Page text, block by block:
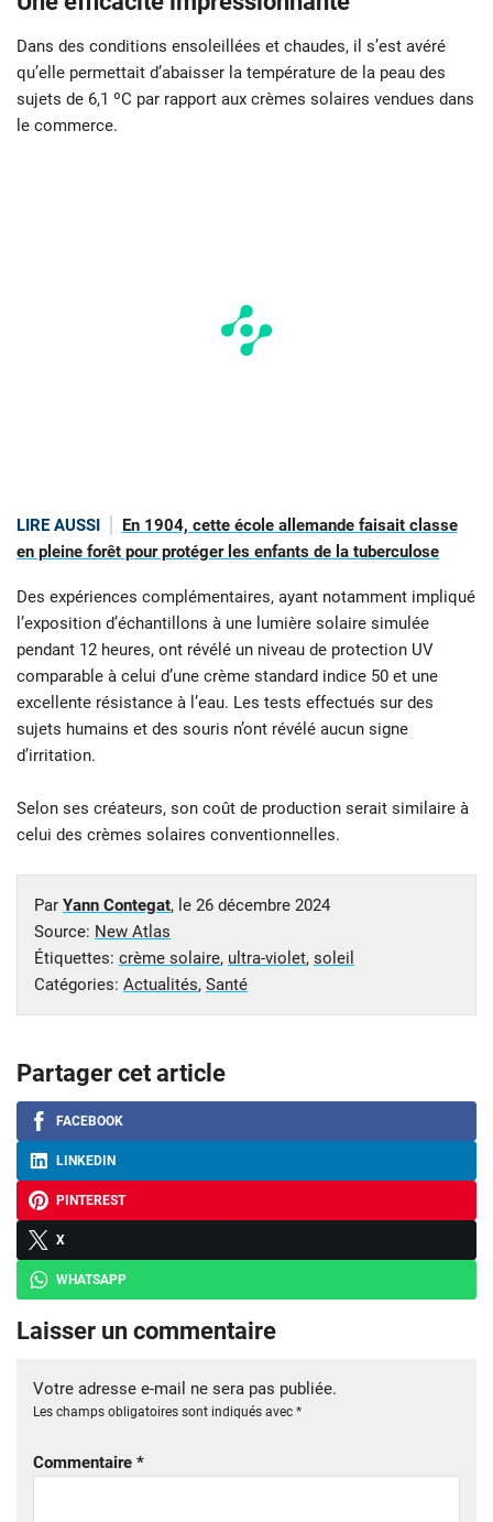
Dans des conditions ensoleillées et chaudes, il s’est avéré
qu’elle permettait d’abaisser la température de la peau des
sujets de 6,1 ºC par rapport aux crèmes solaires vendues dans
le commerce.
LIRE AUSSI
En 1904, cette école allemande faisait classe
en pleine forêt pour protéger les enfants de la tuberculose
Des expériences complémentaires, ayant notamment impliqué
l’exposition d’échantillons à une lumière solaire simulée
pendant 12 heures, ont révélé un niveau de protection UV
comparable à celui d’une crème standard indice 50 et une
excellente résistance à l’eau. Les tests effectués sur des
sujets humains et des souris n’ont révélé aucun signe
d’irritation.
Selon ses créateurs, son coût de production serait similaire à
celui des crèmes solaires conventionnelles.
Par Yann Contegat, le 26 décembre 2024
Source: New Atlas
Étiquettes: crème solaire, ultra-violet, soleil
Catégories: Actualités, Santé
Partager cet article
FACEBOOK
LINKEDIN
PINTEREST
X
WHATSAPP
Laisser un commentaire
Votre adresse e-mail ne sera pas publiée.
Les champs obligatoires sont indiqués avec *
Commentaire *